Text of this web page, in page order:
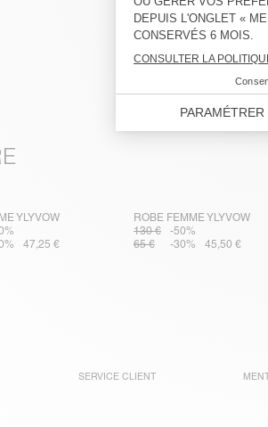
YLYVOW
47,25 €
ROBE FEMME YLYVOW
130 €
-50%
65 €
-30% 45,50 €
SERVICE CLIENT